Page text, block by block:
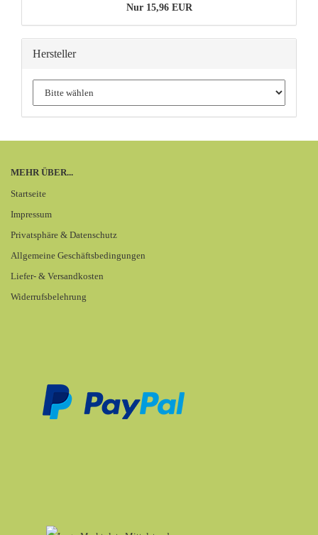
Nur 15,96 EUR
Hersteller
MEHR ÜBER...
Startseite
Impressum
Privatsphäre & Datenschutz
Allgemeine Geschäftsbedingungen
Liefer- & Versandkosten
Widerrufsbelehrung